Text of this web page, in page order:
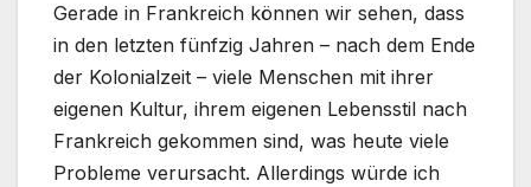
Gerade in Frankreich können wir sehen, dass
in den letzten fünfzig Jahren – nach dem Ende
der Kolonialzeit – viele Menschen mit ihrer
eigenen Kultur, ihrem eigenen Lebensstil nach
Frankreich gekommen sind, was heute viele
Probleme verursacht. Allerdings würde ich